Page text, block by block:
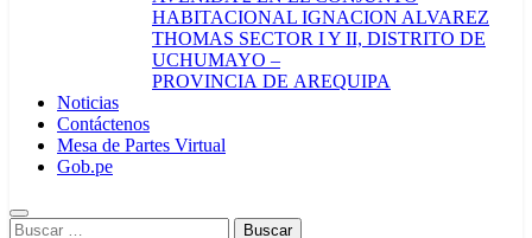
HABITACIONAL IGNACION ALVAREZ
THOMAS SECTOR I Y II, DISTRITO DE
UCHUMAYO –
PROVINCIA DE AREQUIPA
Noticias
Contáctenos
Mesa de Partes Virtual
Gob.pe
Buscar: